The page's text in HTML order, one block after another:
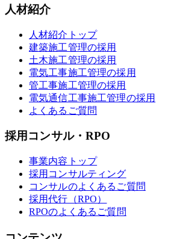
人材紹介
人材紹介トップ
建築施工管理の採用
土木施工管理の採用
電気工事施工管理の採用
管工事施工管理の採用
電気通信工事施工管理の採用
よくあるご質問
採用コンサル・RPO
事業内容トップ
採用コンサルティング
コンサルのよくあるご質問
採用代行（RPO）
RPOのよくあるご質問